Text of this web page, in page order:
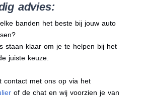
advies:
banden het beste bij jouw auto
staan klaar om je te helpen bij het
juiste keuze.
contact met ons op via het
of de chat en wij voorzien je van